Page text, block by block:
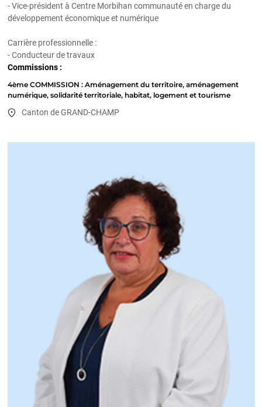
- Vice-président à Centre Morbihan communauté en charge du
développement économique et numérique
Carrière professionnelle :
- Conducteur de travaux
Commissions :
4ème COMMISSION : Aménagement du territoire, aménagement
numérique, solidarité territoriale, habitat, logement et tourisme
Canton de GRAND-CHAMP